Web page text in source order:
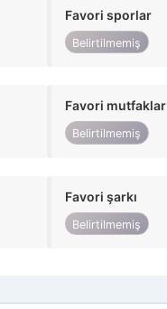
Favori sporlar
Belirtilmemiş
Favori mutfaklar
Belirtilmemiş
Favori şarkı
Belirtilmemiş